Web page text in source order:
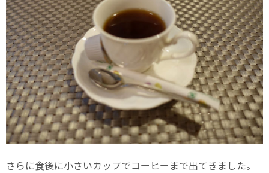
さらに食後に小さいカップでコーヒーまで出てきました。